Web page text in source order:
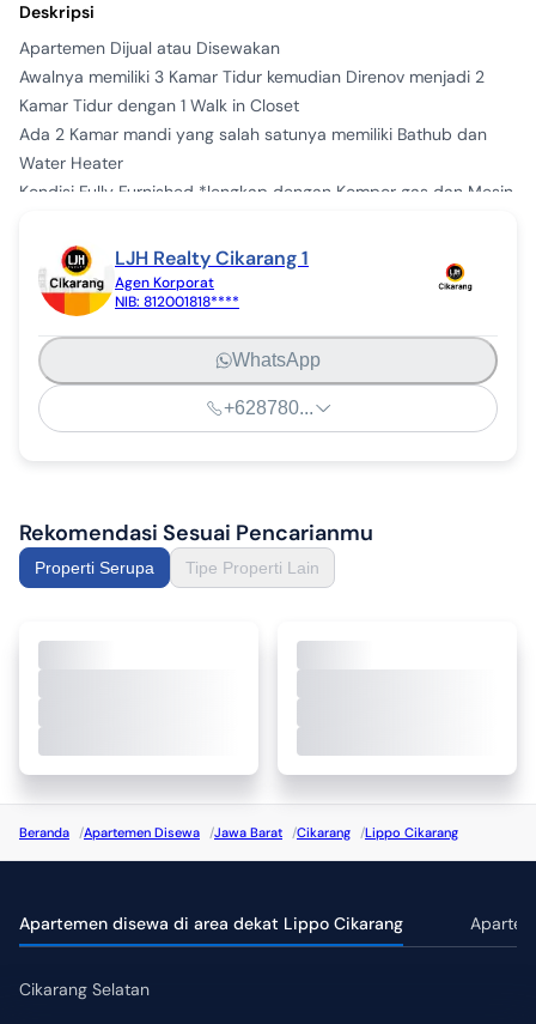
ID Iklan
Deskripsi
Apartemen Dijual atau Disewakan
Awalnya memiliki 3 Kamar Tidur kemudian Direnov menjadi 2
Kamar Tidur dengan 1 Walk in Closet
Ada 2 Kamar mandi yang salah satunya memiliki Bathub dan
Water Heater
Kondisi Fully Furnished *lengkap dengan Kompor gas dan Mesin
Luas bangunan 79 m2
LokaSI Strategis
Akses Tol Cibatu
Dekat Pusat Perbelanjaan
Dekat Rumah Sakit
Merupakan kawasan bisnis
- Nanang
LJH Realty Cikarang 1
Agen Korporat
NIB: 812001818****
+628780...
WhatsApp
Rekomendasi Sesuai Pencarianmu
Properti Serupa Tipe Properti Lain
Beranda /Apartemen Disewa /Jawa Barat /Cikarang /Lippo Cikarang
Apartemen disewa di area dekat Lippo Cikarang
Cikarang Selatan